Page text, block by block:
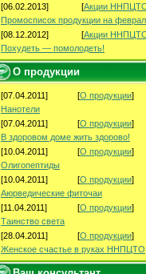
[06.02.2013]
[Акции
Промосписок продукции на
[08.12.2012]
[Акции
Похудеть — помолодеть!
О продукции
[07.04.2011] [О продукции]
Нанотели
[07.04.2011]
[О продукции]
В здоровом доме жить здорово!
[10.04.2011]
[О продукции]
Олигопептиды
[10.04.2011]
[О продукции]
Аюрведические фиточаи
[11.04.2011]
[О продукции]
Таинство света
[28.04.2011]
[О продукции]
Женское счастье в руках ННПЦТО